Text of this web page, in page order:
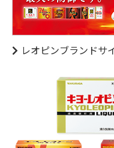
レオピンブランドサ